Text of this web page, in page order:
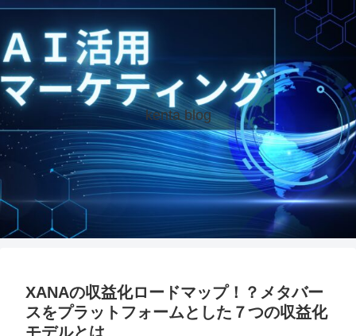
kenta blog
XANAの収益化ロードマップ！？メタバー
スをプラットフォームとした７つの収益化
モデルとは